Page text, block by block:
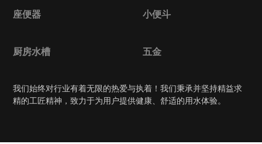
座便器 小便斗
厨房水槽 五金
我们始终对行业有着无限的热爱与执着！我们秉承并坚持精益求
精的工匠精神，致力于为用户提供健康、舒适的用水体验。